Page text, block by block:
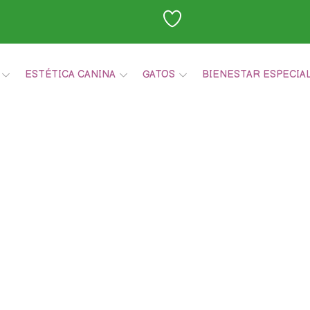
ESTÉTICA CANINA GATOS BIENESTAR